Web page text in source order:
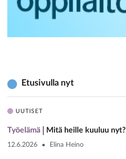
Etusivulla nyt
UUTISET
Työelämä Mitä heille kuuluu nyt?
12.6.2026 Elina Heino